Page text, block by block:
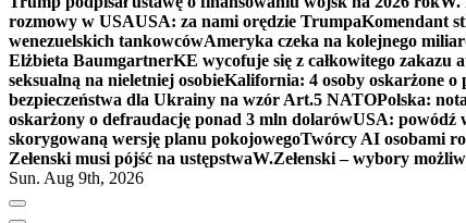
rozmowy w USAUSA: za nami orędzie TrumpaKomendant
wenezuelskich tankowcówAmeryka czeka na kolejnego
Elżbieta BaumgartnerKE wycofuje się z całkowitego zakazu
seksualną na nieletniej osobieKalifornia: 4 osoby oskarżone
bezpieczeństwa dla Ukrainy na wzór Art.5 NATOPolska:
oskarżony o defraudację ponad 3 mln dolarówUSA: powódź
skorygowaną wersję planu pokojowegoTwórcy AI osobami
Zełenski musi pójść na ustępstwaW.Zełenski – wybory
Sun. Aug 9th, 2026